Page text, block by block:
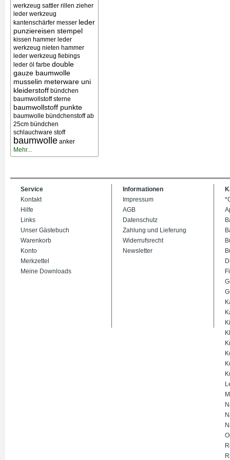
werkzeug sattler rillen zieher
leder werkzeug
kantenschärfer messer leder
punziereisen stempel
kissen hammer leder
werkzeug nieten hammer
leder werkzeug fiebings
leder öl farbe double
gauze baumwolle
musselin meterware uni
kleiderstoff bündchen
baumwollstoff sterne
baumwollstoff punkte
baumwolle bündchenstoff ab
25cm bündchen
schlauchware stoff
baumwolle anker
Mehr...
Service
Kontakt
Hilfe
Links
Unser Gästebuch
Warenkorb
Konto
Merkzettel
Meine Downloads
Informationen
Impressum
AGB
Datenschutz
Zahlung und Lieferung
Widerrufsrecht
Newsletter